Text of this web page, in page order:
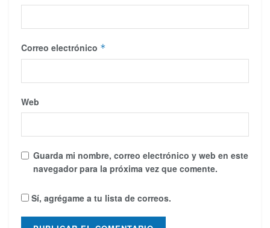
Correo electrónico *
Web
Guarda mi nombre, correo electrónico y web en este
navegador para la próxima vez que comente.
Sí, agrégame a tu lista de correos.